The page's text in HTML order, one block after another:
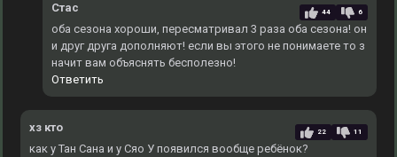
Стас 44 6
оба сезона хороши, пересматривал 3 раза оба сезона! он
и друг друга дополняют! если вы этого не понимаете то з
начит вам объяснять бесполезно!
Ответить
хз кто 22 11
как у Тан Сана и у Сяо У появился вообще ребёнок?